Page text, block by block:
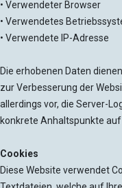
• Verwendeter Browser
• Verwendetes
• Verwendete IP-Adresse
Die erhobenen Daten
zur Verbesserung der
allerdings vor, die Server-
konkrete Anhaltspunkte
Cookies
Diese Website verwendet